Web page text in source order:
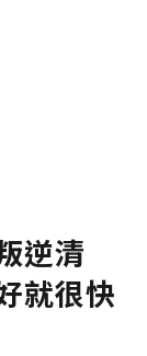
逆清
就很快